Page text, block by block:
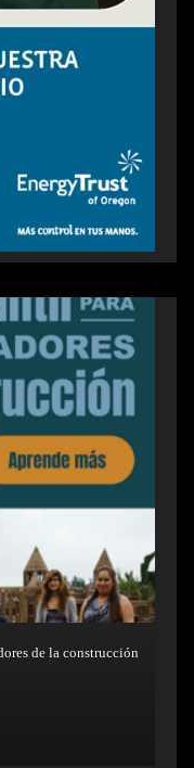
de la construcción